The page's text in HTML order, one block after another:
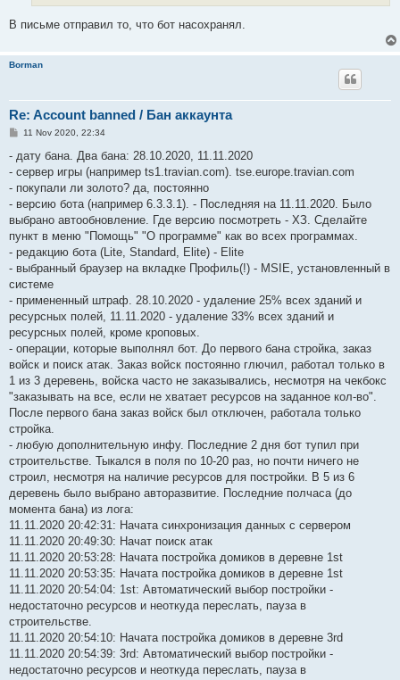
В письме отправил то, что бот насохранял.
Borman
Re: Account banned / Бан аккаунта
P
s
t
11 Nov 2020, 22:34
- дату бана. Два бана: 28.10.2020, 11.11.2020
- сервер игры (например ts1.travian.com). tse.europe.travian.com
- покупали ли золото? да, постоянно
- версию бота (например 6.3.3.1). - Последняя на 11.11.2020. Было
выбрано автообновление. Где версию посмотреть - ХЗ. Сделайте
пункт в меню "Помощь" "О программе" как во всех программах.
- редакцию бота (Lite, Standard, Elite) - Elite
- выбранный браузер на вкладке Профиль(!) - MSIE, установленный в
системе
- примененный штраф. 28.10.2020 - удаление 25% всех зданий и
ресурсных полей, 11.11.2020 - удаление 33% всех зданий и
ресурсных полей, кроме кроповых.
- операции, которые выполнял бот. До первого бана стройка, заказ
войск и поиск атак. Заказ войск постоянно глючил, работал только в
1 из 3 деревень, войска часто не заказывались, несмотря на чекбокс
"заказывать на все, если не хватает ресурсов на заданное кол-во".
После первого бана заказ войск был отключен, работала только
стройка.
- любую дополнительную инфу. Последние 2 дня бот тупил при
строительстве. Тыкался в поля по 10-20 раз, но почти ничего не
строил, несмотря на наличие ресурсов для постройки. В 5 из 6
деревень было выбрано авторазвитие. Последние полчаса (до
момента бана) из лога:
11.11.2020 20:42:31: Начата синхронизация данных с сервером
11.11.2020 20:49:30: Начат поиск атак
11.11.2020 20:53:28: Начата постройка домиков в деревне 1st
11.11.2020 20:53:35: Начата постройка домиков в деревне 1st
11.11.2020 20:54:04: 1st: Автоматический выбор постройки -
недостаточно ресурсов и неоткуда переслать, пауза в
строительстве.
11.11.2020 20:54:10: Начата постройка домиков в деревне 3rd
11.11.2020 20:54:39: 3rd: Автоматический выбор постройки -
недостаточно ресурсов и неоткуда переслать, пауза в